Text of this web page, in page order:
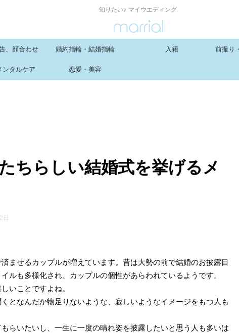
知りたい♪ マイウエディング
、顔合わせ 婚約指輪・結婚指輪 入籍 前撮り
ンタルケア 恋愛・美容
ちらしい結婚式を挙げるメ
日
ませるカップルが増えています。昔は大勢の前で結婚のお披露目
ルも多様化され、カップルの個性があらわれているようです。
いことですよね。
となんだか物足りないような、寂しいようなイメージをもつ人も
らいたいし、一生に一度の晴れ姿を披露したいと思う人も多いは